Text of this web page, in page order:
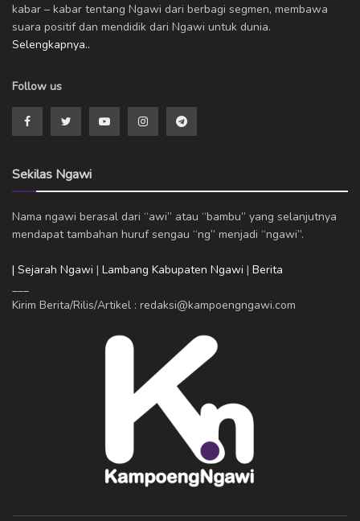
kabar – kabar tentang Ngawi dari berbagi segmen, membawa
suara positif dan mendidik dari Ngawi untuk dunia.
Selengkapnya..
Follow us
Sekilas Ngawi
Nama ngawi berasal dari “awi” atau “bambu” yang selanjutnya
mendapat tambahan huruf sengau “ng” menjadi “ngawi”.
| Sejarah Ngawi | Lambang Kabupaten Ngawi | Berita
Kirim Berita/Rilis/Artikel : redaksi@kampoengngawi.com